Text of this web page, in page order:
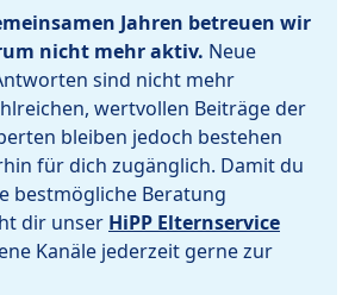
Jahren betreuen wir
nicht mehr aktiv. Neue
sind nicht mehr
wertvollen Beiträge der
bleiben jedoch bestehen
für dich zugänglich. Damit du
bestmögliche Beratung
dir unser HiPP Elternservice
Kanäle jederzeit gerne zur